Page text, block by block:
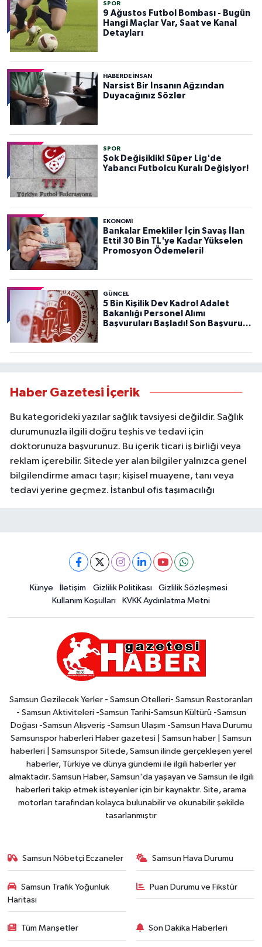
SPOR
9 Ağustos Futbol Bombası - Bugün
Hangi Maçlar Var, Saat ve Kanal
Detayları
HABERDE INSAN
Narsist Bir İnsanın Ağzından
Duyacağınız Sözler
SPOR
Şok Değişiklik! Süper Lig'de
Yabancı Futbolcu Kuralı Değişiyor!
EKONOMİ
Bankalar Emekliler İçin Savaş İlan
Etti! 30 Bin TL'ye Kadar Yükselen
Promosyon Ödemeleri!
GÜNCEL
5 Bin Kişilik Dev Kadro! Adalet
Bakanlığı Personel Alımı
Başvuruları Başladı! Son Başvuru
Haber Gazetesi İçerik
Bu kategorideki yazılar sağlık tavsiyesi değildir. Sağlık
durumunuzla ilgili doğru teşhis ve tedavi için
doktorunuza başvurunuz. Bu içerik ticari iş birliği veya
reklam içerebilir. Sitede yer alan bilgiler yalnızca genel
bilgilendirme amacı taşır; kişisel muayene, tanı veya
tedavi yerine geçmez. İstanbul ofis taşımacılığı
Künye İletişim Gizlilik Politikası
Gizlilik Sözleşmesi
Kullanım Koşulları
KVKK Aydınlatma Metni
Samsun Gezilecek Yerler - Samsun Otelleri- Samsun Restoranları
- Samsun Aktiviteleri -Samsun Tarihi-Samsun Kültürü -Samsun
Doğası -Samsun Alışveriş -Samsun Ulaşım -Samsun Hava Durumu
Samsunspor haberleri Haber gazetesi | Samsun haber | Samsun
haberleri | Samsunspor Sitede, Samsun ilinde gerçekleşen yerel
haberler, Türkiye ve dünya gündemi ile ilgili haberler yer
almaktadır. Samsun Haber, Samsun'da yaşayan ve Samsun ile ilgili
haberleri takip etmek isteyenler için bir kaynaktır. Site, arama
motorları tarafından kolayca bulunabilir ve okunabilir şekilde
tasarlanmıştır
Samsun Nöbetçi Eczaneler Samsun Hava Durumu
Samsun Trafik Yoğunluk
Haritası
Puan Durumu ve Fikstür
Tüm Manşetler Son Dakika Haberleri